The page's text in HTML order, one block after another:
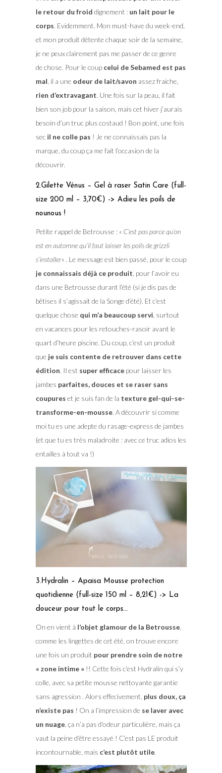
le retour du froid dignement : un lait pour le
corps. Evidemment. Mon must-have du week-end,
et mon produit détente chaque soir de la semaine,
je ne peux clairement pas me passer de ce genre
de chose. Pour le coup celui de Sebamed est pas
mal , il a une odeur de lait/savon assez fraiche,
rien d’extravagant. Une fois sur la peau, il fait
bien son job pour la saison, mais cet hiver j’aurais
besoin d’un truc plus costaud ! Bon point, une fois
sec il ne colle pas ! Je ne connaissais pas la
marque, du coup ça me fait l’occasion de la
découvrir.
2.Gilette Vénus – Gel à raser Satin Care (full-
size 200 ml – 3,70€) -> Adieu les poils de
nounous !
Petite rappel de Betrousse : « C’est pas parce qu’on
est en automne qu’il faut laisser les poils de grizzli
s’installer« . Le message est bien passé, pour le coup
je connaissais déjà ce produit , pour l’avoir eu
dans une Betrousse durant l’été (si je dis pas de
bêtises il s’agissait de la Songe d’été). Et c’est
quelque chose qui m’a beaucoup servi , surtout
en vacances pour les retouches-rasoir avant le
quart d’heure piscine. Du coup, c’est un produit
que je suis contente de retrouver dans cette
édition. Il est super efficacepour laisser les
jambes parfaites, douces et se raser sans
coupures et je suis fan de la texture gel-qui-se-
transforme-en-mousse. A découvrir si comme
moi tu es une adepte du rasage-express de jambes
(et que tu es très maladroite : avec ce truc adios les
entailles à tout va !)
3.Hydralin – Apaisa Mousse protection
quotidienne (full-size 150 ml – 8,21€) -> La
douceur pour tout le corps…
On en vient à l’objet glamour de la Betrousse,
comme les lingettes de cet été, on trouve encore
une fois un produit pour prendre soin de notre
« zone intime »!! Cette fois c’est Hydralin qui s’y
colle, avec sa petite mousse nettoyante garantie
sans agression . Alors effecivement, plus doux, ça
n’existe pas ! On a l’impression de se laver avec
un nuage, ça n’a pas d’odeur particulière, mais ça
vaut la peine d’être essayé ! C’est pas LE produit
incontournable, mais c’est plutôt utile.